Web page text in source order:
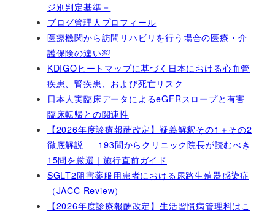
ジ別判定基準－
ブログ管理人プロフィール
医療機関から訪問リハビリを行う場合の医療・介
護保険の違い￼
KDIGOヒートマップに基づく日本における心血管
疾患、腎疾患、および死亡リスク
日本人実臨床データによるeGFRスロープと有害
臨床転帰との関連性
【2026年度診療報酬改定】疑義解釈その1＋その2
徹底解説 ― 193問からクリニック院長が読むべき
15問を厳選｜施行直前ガイド
SGLT2阻害薬服用患者における尿路生殖器感染症
（JACC Review）
【2026年度診療報酬改定】生活習慣病管理料はこ